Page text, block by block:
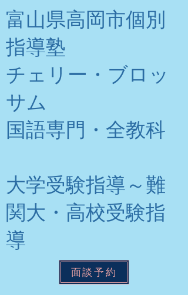
富山県高岡市個別
指導塾
チェリー・ブロッ
サム
​国語専門・全教科
大学受験指導～難
関大・高校受験指
導
面談予約